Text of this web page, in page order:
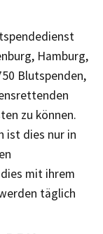
Hamburg,
Blutspenden,
zu können.
ist dies nur in
mit ihrem
täglich